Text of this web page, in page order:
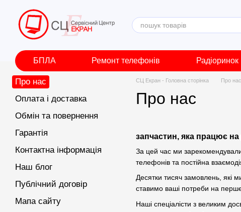
Перейти до основного контенту
БПЛА Ремонт телефонів Радіоринок
СЦ Екран - Головна сторінка Про нас
Про нас
запчастин, яка працює на
За цей час ми зарекомендували
телефонів та постійна
Десятки тисяч замовлень, які
ставимо ваші потреби на
Наші спеціалісти з великим
Про нас
Оплата і доставка
Обмін та повернення
Гарантія
Контактна інформація
Наш блог
Публічний договір
Мапа сайту